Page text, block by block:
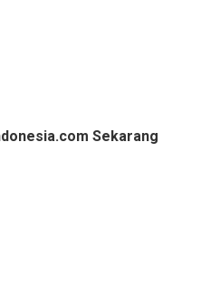
Sekarang